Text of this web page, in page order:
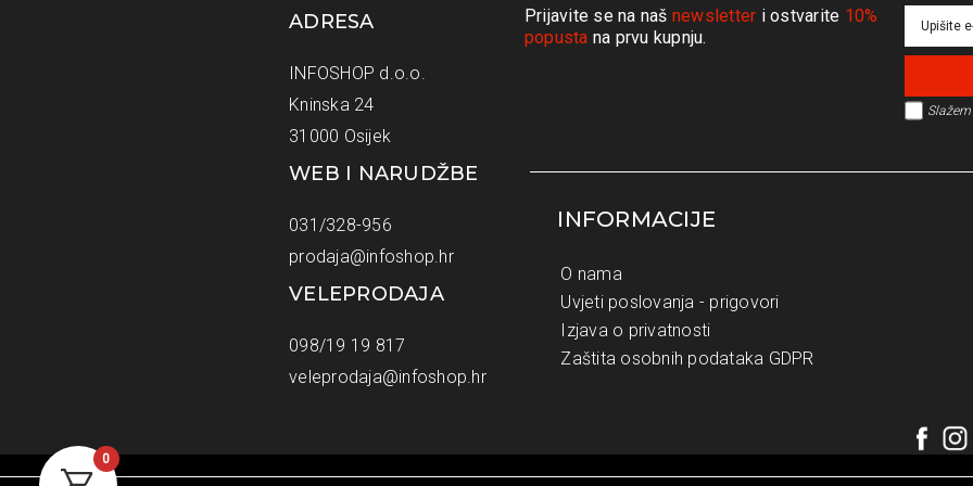
ADRESA
INFOSHOP d.o.o.
Kninska 24
31000 Osijek
WEB I NARUDŽBE
031/328-956
prodaja@infoshop.hr
VELEPRODAJA
098/19 19 817
veleprodaja@infoshop.hr
Prijavite se na naš newsletter i ostvarite 10%
popusta na prvu kupnju.
INFORMACIJE
O nama
Uvjeti poslovanja - prigovori
Izjava o privatnosti
Zaštita osobnih podataka GDPR
0